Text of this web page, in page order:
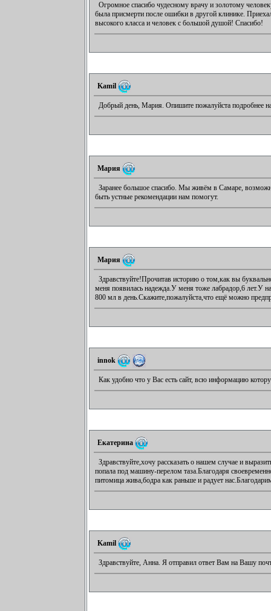
Огромное спасибо чудесному врачу и золотому
была присмерти после ошибки в другой клинике.
высокого класса и человек с большой душой! Спасибо!
Kamil
Добрый день, Мария. Опишите пожалуйста
Мария
Заранее большое спасибо. Мы живём в Самаре,
быть устные рекомендации нам помогут.
Мария
Здравствуйте!Прочитав историю о том,как вы
меня появилась надежда.У меня тоже лабрадор,6 лет.У
800 мл в день.Скажите,пожалуйста,что ещё можно
innok
Как удобно что у Вас есть сайт, всю информацию
Екатерина
Здравствуйте,хочу рассказать о нашем случае и
попала под машину-перелом таза.Благодаря
питомица жива,бодра как раньше и радует
Kamil
Здравствуйте, Анна. Я отправил ответ Вам на Вашу